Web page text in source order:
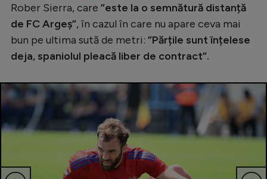
Rober Sierra, care ”este la o semnătură distanță
de FC Argeș”, în cazul în care nu apare ceva mai
bun pe ultima sută de metri: ”Părțile sunt înțelese
deja, spaniolul pleacă liber de contract”.